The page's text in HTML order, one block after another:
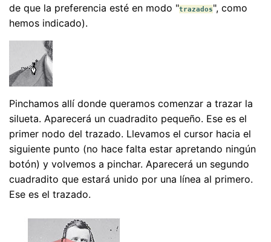
de que la preferencia esté en modo "trazados", como
hemos indicado).
Pinchamos allí donde queramos comenzar a trazar la
silueta. Aparecerá un cuadradito pequeño. Ese es el
primer nodo del trazado. Llevamos el cursor hacia el
siguiente punto (no hace falta estar apretando ningún
botón) y volvemos a pinchar. Aparecerá un segundo
cuadradito que estará unido por una línea al primero.
Ese es el trazado.